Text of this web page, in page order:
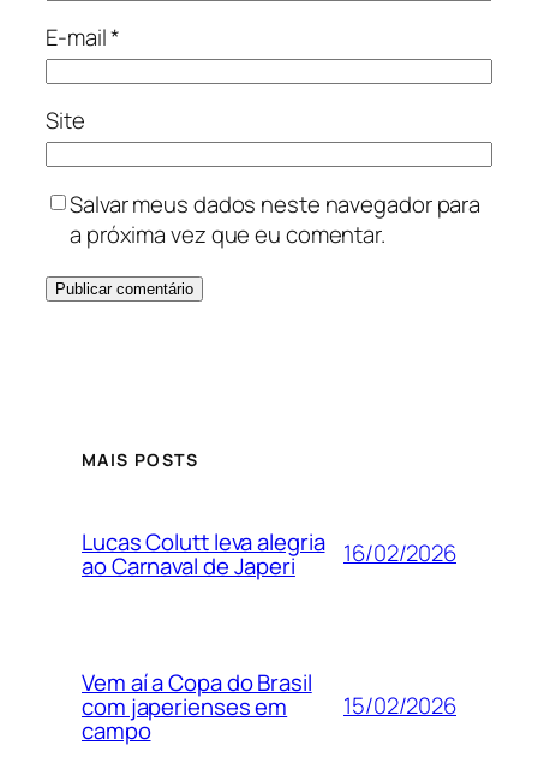
E-mail*
Site
Salvar meus dados neste navegador para
a próxima vez que eu comentar.
MAIS POSTS
Lucas Colutt leva alegria
ao Carnaval de Japeri 16/02/2026
Vem aí a Copa do Brasil
com japerienses em
campo
15/02/2026